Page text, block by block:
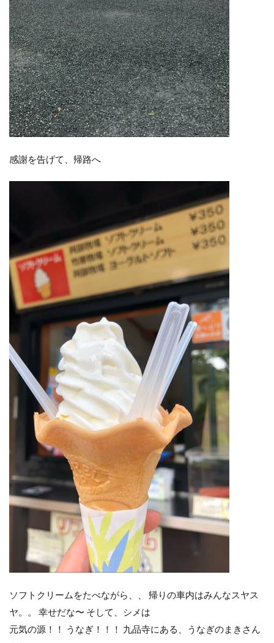
感謝を告げて、帰路へ
ソフトクリームをたべながら、、 帰りの車内はみんなスヤス
ヤ。。 幸せだな〜 そして、シメは
元気の源！！ うなぎ！！！ 九品寺にある、うなぎのまきさん